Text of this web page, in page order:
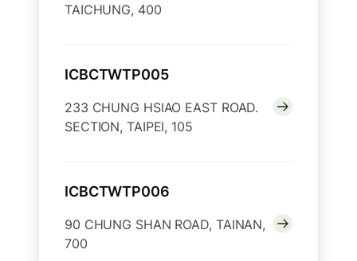
TAICHUNG, 400
ICBCTWTP005
233 CHUNG HSIAO EAST ROAD.
SECTION, TAIPEI, 105
ICBCTWTP006
90 CHUNG SHAN ROAD, TAINAN,
700